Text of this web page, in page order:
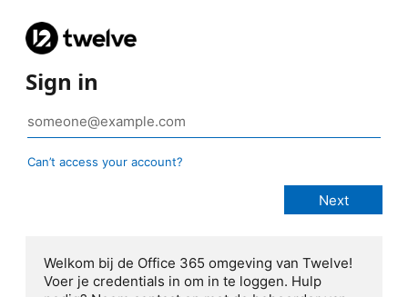
Sign in
Can’t access your account?
Welkom bij de Office 365 omgeving van Twelve!
Voer je credentials in om in te loggen. Hulp